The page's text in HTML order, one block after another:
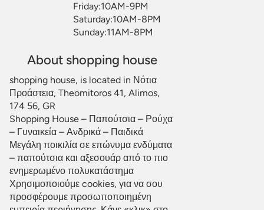
Friday:10AM-9PM
Saturday:10AM-8PM
Sunday:11AM-8PM
About shopping house
shopping house, is located in Νότια
Προάστεια, Theomitoros 41, Alimos,
174 56, GR
Shopping House – Παπούτσια – Ρούχα
– Γυναικεία – Ανδρικά – Παιδικά
Μεγάλη ποικιλία σε επώνυμα ενδύματα
– παπούτσια και αξεσουάρ από το πιο
ενημερωμένο πολυκατάστημα
Χρησιμοποιούμε cookies, για να σου
προσφέρουμε προσωποποιημένη